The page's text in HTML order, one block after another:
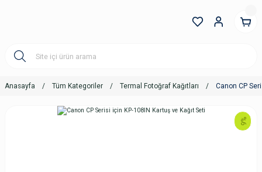
Anasayfa Tüm Kategoriler Termal Fotoğraf Kağıtları Canon CP
%6